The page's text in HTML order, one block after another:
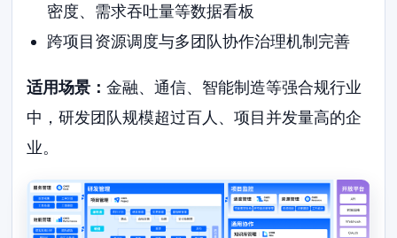
密度、需求吞吐量等数据看板
跨项目资源调度与多团队协作治理机制完善
适用场景：金融、通信、智能制造等强合规行业
中，研发团队规模超过百人、项目并发量高的企
业。